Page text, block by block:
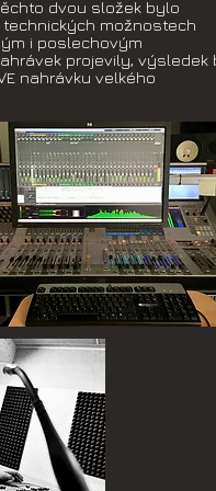
dvou složek bylo
možnostech
i poslechovým
projevily, výsledek
nahrávku velkého